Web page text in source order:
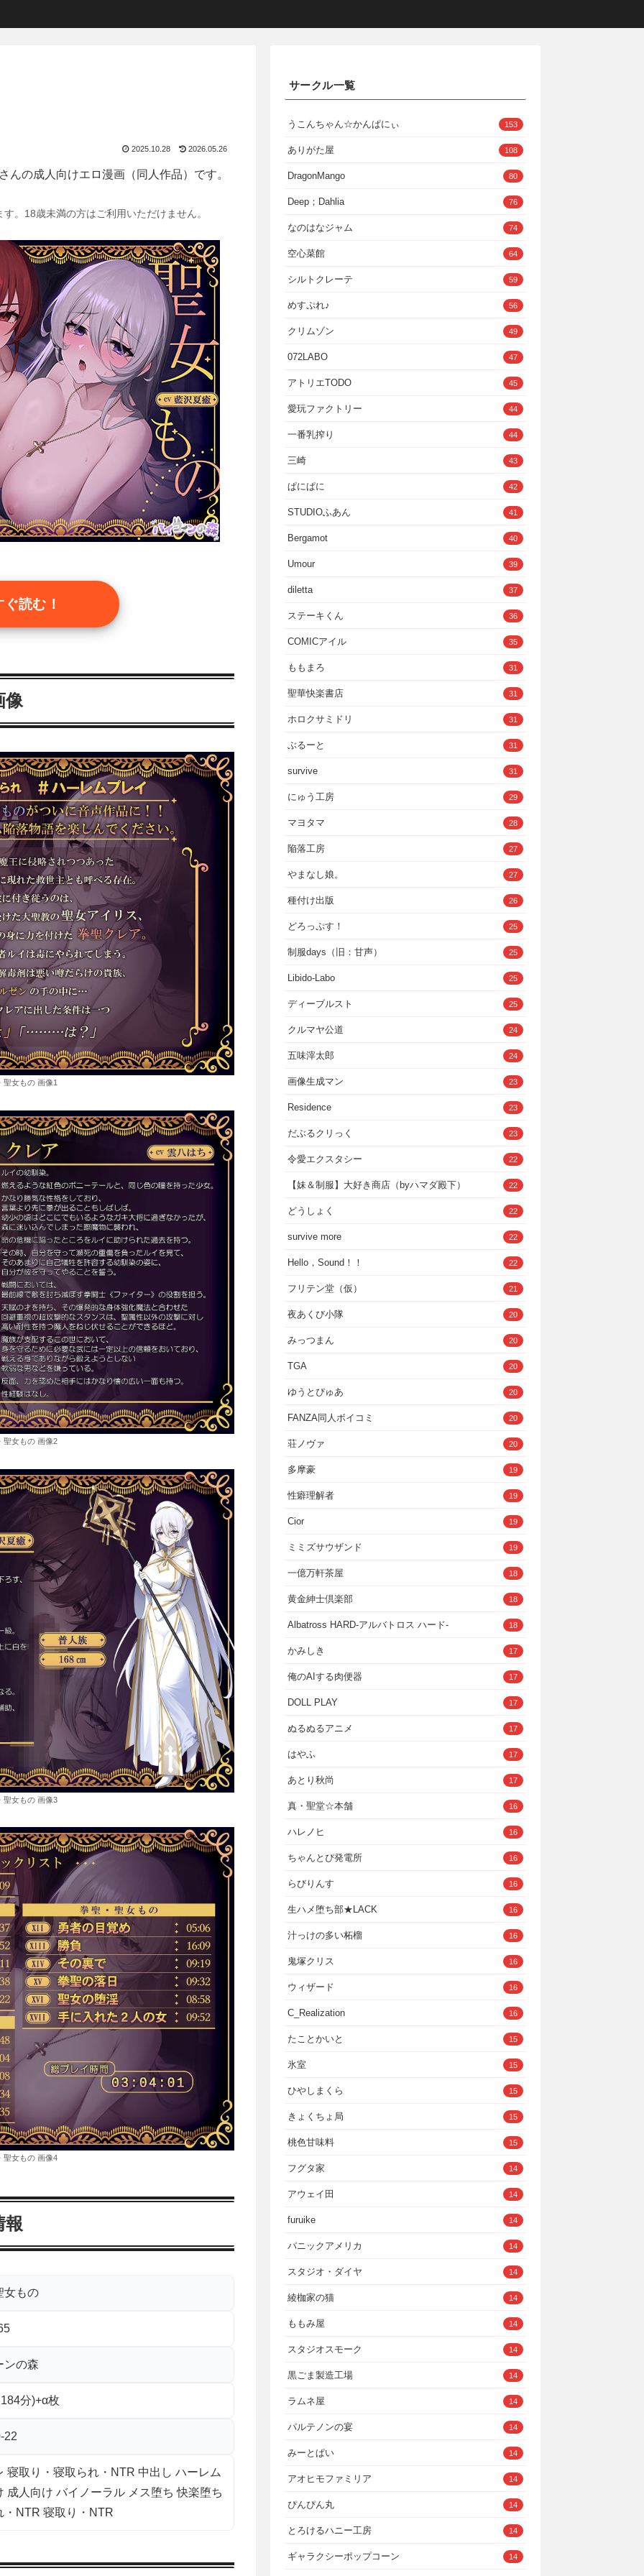
2025.10.28 2026.05.26
んの成人向けエロ漫画（同人作品）です。
。18歳未満の方はご利用いただけません。
ぐ読む！
像
聖女もの 画像1
聖女もの 画像2
聖女もの 画像3
聖女もの 画像4
報
女もの
ンの森
分)+α枚
22
寝取り・寝取られ・NTR 中出し ハーレム
成人向け バイノーラル メス堕ち 快楽堕ち
・NTR 寝取り・NTR
サークル一覧
うこんちゃん☆かんぱにぃ 153
ありがた屋 108
DragonMango 80
Deep；Dahlia 76
なのはなジャム 74
空心菜館 64
シルトクレーテ 59
めすぷれ♪ 56
クリムゾン 49
072LABO 47
アトリエTODO 45
愛玩ファクトリー 44
一番乳搾り 44
三崎 43
ぱにぱに 42
STUDIOふあん 41
Bergamot 40
Umour 39
diletta 37
ステーキくん 36
COMICアイル 35
ももまろ 31
聖華快楽書店 31
ホロクサミドリ 31
ぶるーと 31
survive 31
にゅう工房 29
マヨタマ 28
陥落工房 27
やまなし娘。 27
種付け出版 26
どろっぷす！ 25
制服days（旧：甘声） 25
Libido-Labo 25
ディーブルスト 25
クルマヤ公道 24
五味滓太郎 24
画像生成マン 23
Residence 23
だぶるクリっく 23
令愛エクスタシー 22
【妹＆制服】大好き商店（byハマダ殿下） 22
どうしょく 22
survive more 22
Hello，Sound！！ 22
フリテン堂（仮） 21
夜あくび小隊 20
みっつまん 20
TGA 20
ゆうとぴゅあ 20
FANZA同人ボイコミ 20
荘ノヴァ 20
多摩豪 19
性癖理解者 19
Cior 19
ミミズサウザンド 19
一億万軒茶屋 18
黄金紳士倶楽部 18
Albatross HARD‐アルバトロス ハード‐ 18
かみしき 17
俺のAIする肉便器 17
DOLL PLAY 17
ぬるぬるアニメ 17
はやふ 17
あとり秋尚 17
真・聖堂☆本舗 16
ハレノヒ 16
ちゃんとぴ発電所 16
らびりんす 16
生ハメ堕ち部★LACK 16
汁っけの多い柘榴 16
鬼塚クリス 16
ウィザード 16
C_Realization 16
たことかいと 15
氷室 15
ひやしまくら 15
きょくちょ局 15
桃色甘味料 15
フグタ家 14
アウェイ田 14
furuike 14
パニックアメリカ 14
スタジオ・ダイヤ 14
綾枷家の猫 14
ももみ屋 14
スタジオスモーク 14
黒ごま製造工場 14
ラムネ屋 14
パルテノンの宴 14
みーとぱい 14
アオヒモファミリア 14
ぴんぴん丸 14
とろけるハニー工房 14
ギャラクシーポップコーン 14